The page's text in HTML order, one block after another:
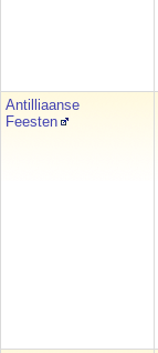
Antilliaanse
Feesten